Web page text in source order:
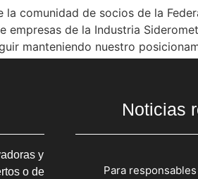
comunidad de socios de la
de la Industria
manteniendo nuestro
y
o de
Noticias
Para